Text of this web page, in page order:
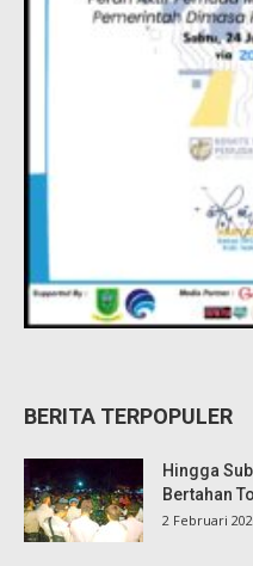
BERITA TERPOPULER
Hingga
Bertahan
2 Februari